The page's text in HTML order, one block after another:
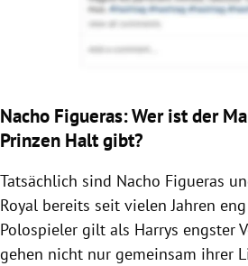
Nacho Figueras: Wer ist der
Prinzen Halt gibt?
Tatsächlich sind Nacho Figueras
Royal bereits seit vielen Jahren
Polospieler gilt als Harrys engster
gehen nicht nur gemeinsam ihrer